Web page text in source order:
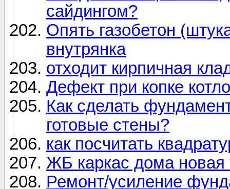
сайдингом?
Опять газобетон
внутрянка
отходит кирпичная
Дефект при копке
Как сделать
готовые стены?
как посчитать
ЖБ каркас дома новая
Ремонт/усиление